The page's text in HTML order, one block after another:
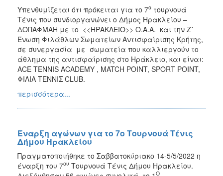
Υπενθυμίζεται ότι πρόκειται για το 7ο τουρνουά
Τένις που συνδιοργανώνει ο Δήμος Ηρακλείου –
ΔΟΠΑΦΜΑΗ με το <<ΗΡΑΚΛΕΙΟ>> Ο.Α.Α. και την Ζ΄
Ένωση Φιλάθλων Σωματείων Αντισφαίρισης Κρήτης,
σε συνεργασία με σωματεία που καλλιεργούν το
άθλημα της αντισφαίρισης στο Ηράκλειο, και είναι:
ACE TENNIS ACADEMY , MATCH POINT, SPORT POINT,
ΦΙΛΙΑ ΤΕΝΝΙΣ CLUB.
περισσότερα...
Έναρξη αγώνων για το 7ο Τουρνουά Τένις
Δήμου Ηρακλείου
Πραγματοποιήθηκε το Σαββατοκύριακο 14-5/5/2022 η
έναρξη του 7ου Τουρνουά Τένις Δήμου Ηρακλείου.
Ο